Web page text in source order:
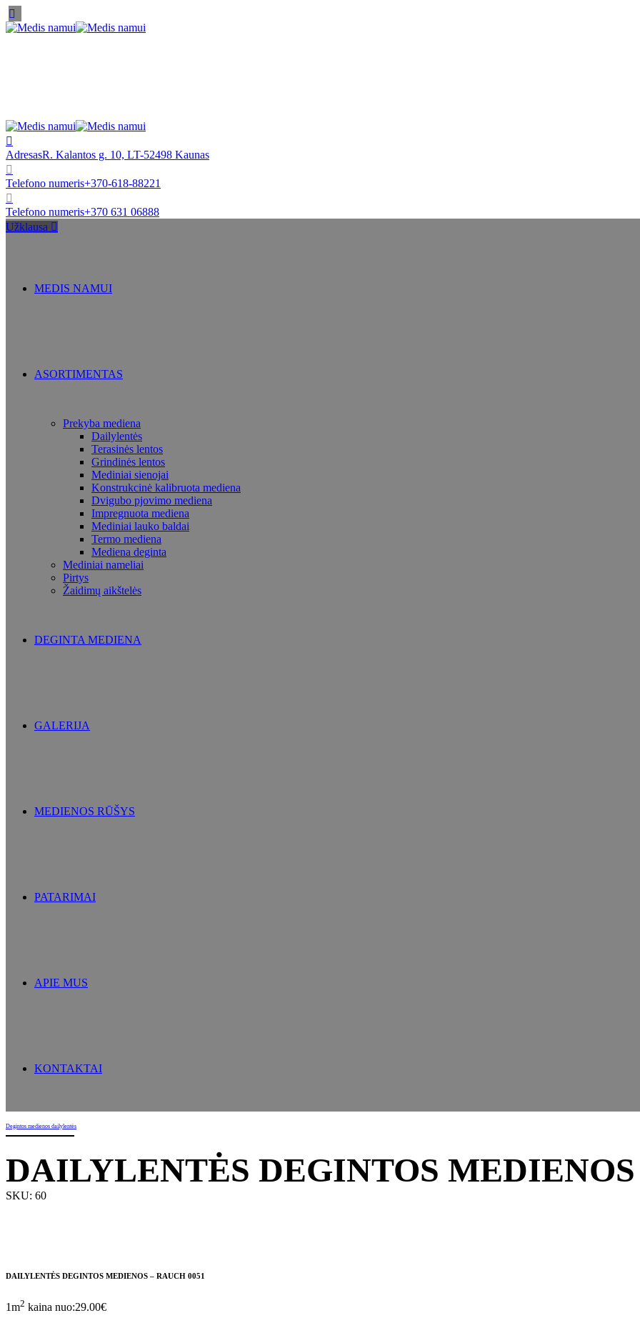
AdresasR. Kalantos g. 10, LT-52498 Kaunas
Telefono numeris+370-618-88221
Telefono numeris+370 631 06888
Užklausa
MEDIS NAMUI
ASORTIMENTAS
Prekyba mediena
Dailylentės
Terasinės lentos
Grindinės lentos
Mediniai sienojai
Konstrukcinė kalibruota mediena
Dvigubo pjovimo mediena
Impregnuota mediena
Mediniai lauko baldai
Termo mediena
Mediena deginta
Mediniai nameliai
Pirtys
Žaidimų aikštelės
DEGINTA MEDIENA
GALERIJA
MEDIENOS RŪŠYS
PATARIMAI
APIE MUS
KONTAKTAI
Degintos medienos dailylentės
DAILYLENTĖS DEGINTOS MEDIENOS
SKU: 60
DAILYLENTĖS DEGINTOS MEDIENOS – RAUCH 0051
1m2 kaina nuo:29.00€